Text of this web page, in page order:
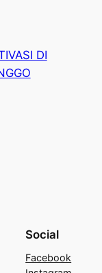
DI
Social
Facebook